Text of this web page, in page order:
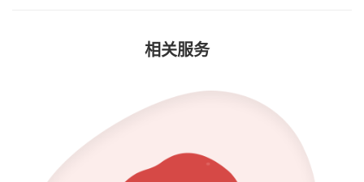
相关服务